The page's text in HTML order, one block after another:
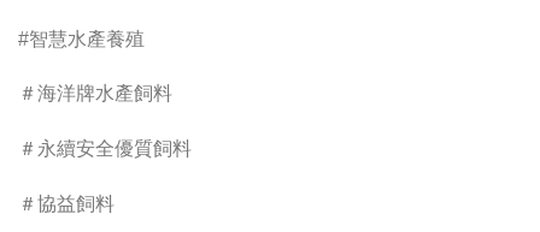
#智慧水產養殖
＃海洋牌水產飼料
＃永續安全優質飼料
＃協益飼料